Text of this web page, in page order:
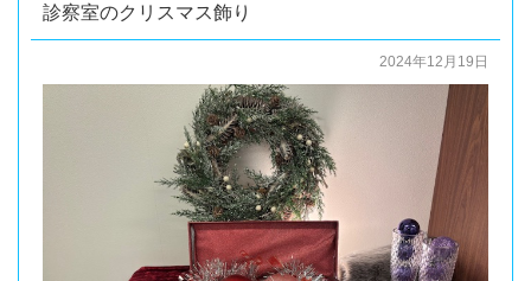
診察室のクリスマス飾り
2024年12月19日